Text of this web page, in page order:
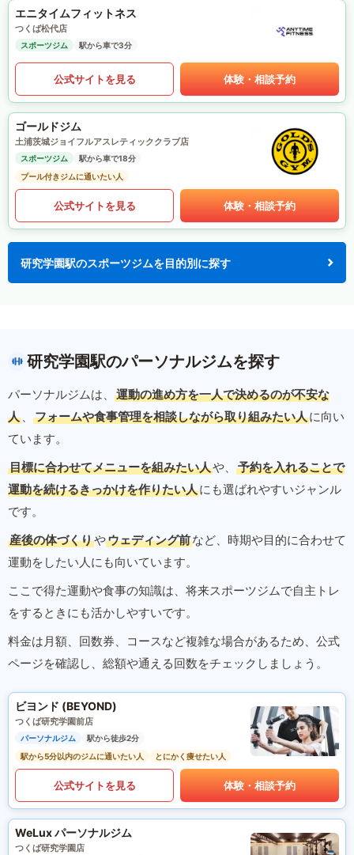
エニタイムフィットネス
つくば松代店
スポーツジム 駅から車で3分
公式サイトを見る 体験・相談予約
ゴールドジム
土浦茨城ジョイフルアスレティッククラブ店
スポーツジム
駅から車で18分
プール付きジムに通いたい人
公式サイトを見る 体験・相談予約
研究学園駅のスポーツジムを目的別に探す
研究学園駅のパーソナルジムを探す
パーソナルジムは、
運動の進め方を一人で決めるのが不安な
人 、 フォームや食事管理を相談しながら取り組みたい人に向い
ています。
目標に合わせてメニューを組みたい人や、
予約を入れることで
運動を続けるきっかけを作りたい人にも選ばれやすいジャンル
です。
産後の体づくりやウェディング前など、時期や目的に合わせて
運動をしたい人にも向いています。
ここで得た運動や食事の知識は、将来スポーツジムで自主トレ
をするときにも活かしやすいです。
料金は月額、回数券、コースなど複雑な場合があるため、公式
ページを確認し、総額や通える回数をチェックしましょう。
ビヨンド (BEYOND)
つくば研究学園前店
パーソナルジム
駅から徒歩2分
駅から5分以内のジムに通いたい人
とにかく痩せたい人
公式サイトを見る 体験・相談予約
WeLux パーソナルジム
つくば研究学園店